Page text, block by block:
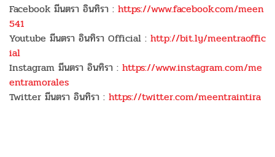
Facebook มีนตรา อินทิรา : https://www.facebook.com/meen
541
Youtube มีนตรา อินทิรา Official : http://bit.ly/meentraoffic
ial
Instagram มีนตรา อินทิรา : https://www.instagram.com/me
entramorales
Twitter มีนตรา อินทิรา : https://twitter.com/meentraintira